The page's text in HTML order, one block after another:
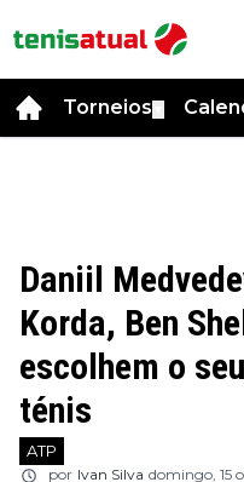
Torneios
Daniil
Korda, Ben
escolhem o
ténis
ATP
por Ivan Silva domingo, 15